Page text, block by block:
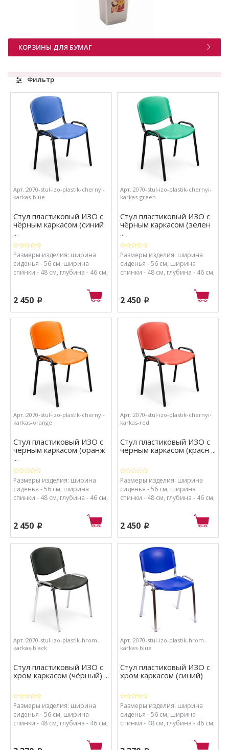
КОРЗИНЫ ДЛЯ БУМАГ
Фильтр
Арт.:2070-stul-izo-plastik-chernyi-
karkas-blue
Стул пластиковый ИЗО с
чёрным каркасом (синий
...
Размеры изделия: ширина
сиденья - 56 см, ширина
спинки - 48 см, глубина - 46 см,
до сиденья - 41 см. Материалы:
каркас - металл с порошковым
2 450 p
Арт.:2070-stul-izo-plastik-chernyi-
karkas-green
Стул пластиковый ИЗО с
чёрным каркасом (зелен
...
Размеры изделия: ширина
сиденья - 56 см, ширина
спинки - 48 см, глубина - 46 см,
до сиденья - 41 см. Материалы:
каркас - металл с порошковым
2 450 p
Арт.:2070-stul-izo-plastik-chernyi-
karkas-orange
Стул пластиковый ИЗО с
чёрным каркасом (оранж
...
Размеры изделия: ширина
сиденья - 56 см, ширина
спинки - 48 см, глубина - 46 см,
до сиденья - 41 см. Материалы:
каркас - металл с порошковым
2 450 p
Арт.:2070-stul-izo-plastik-chernyi-
karkas-red
Стул пластиковый ИЗО с
чёрным каркасом (красн ...
Размеры изделия: ширина
сиденья - 56 см, ширина
спинки - 48 см, глубина - 46 см,
до сиденья - 41 см. Материалы:
каркас - металл с порошковым
2 450 p
Арт.:2070-stul-izo-plastik-hrom-
karkas-black
Стул пластиковый ИЗО с
хром каркасом (чёрный) ...
Размеры изделия: ширина
сиденья - 56 см, ширина
спинки - 48 см, глубина - 46 см,
до сиденья - 41 см. Материалы:
Арт.:2070-stul-izo-plastik-hrom-
karkas-blue
Стул пластиковый ИЗО с
хром каркасом (синий)
Размеры изделия: ширина
сиденья - 56 см, ширина
спинки - 48 см, глубина - 46 см,
до сиденья - 41 см. Материалы: